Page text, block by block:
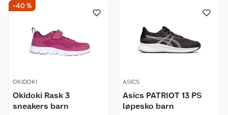
-40 %
OKIDOKI
Okidoki Rask 3
sneakers barn
ASICS
Asics PATRIOT 13 PS
løpesko barn